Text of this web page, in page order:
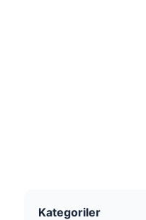
Kategoriler